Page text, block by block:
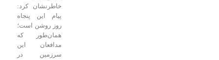
خاطرنشان کرد:
پیام این پنجاه
روز روشن است؛
همان‌طور که
مدافعان این
سرزمین در